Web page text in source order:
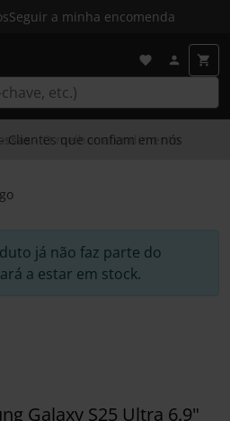
Seguir a minha encomenda
- Clientes que confiam em nós
já não faz parte do
a estar em stock.
Galaxy S25 Ultra 6.9"